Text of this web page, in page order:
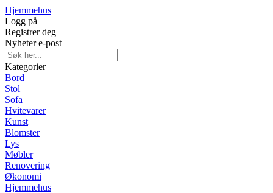
Hjemmehus
Logg på
Registrer deg
Nyheter e-post
Kategorier
Bord
Stol
Sofa
Hvitevarer
Kunst
Blomster
Lys
Møbler
Renovering
Økonomi
Hjemmehus